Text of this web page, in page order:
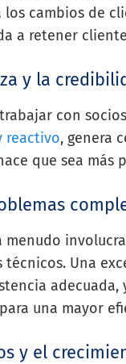
cambios de
a retener
y la
con
reactivo, genera
que sea más
menudo
técnicos. Una
una mayor
y el